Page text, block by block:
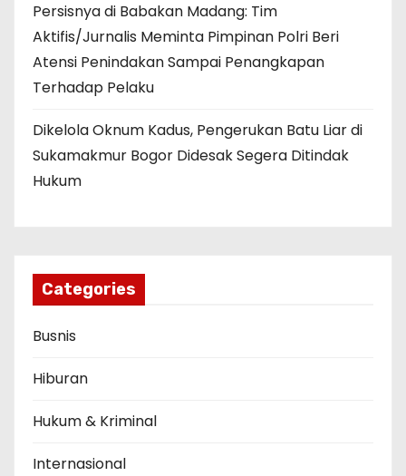
Persisnya di Babakan Madang: Tim
Aktifis/Jurnalis Meminta Pimpinan Polri Beri
Atensi Penindakan Sampai Penangkapan
Terhadap Pelaku
Dikelola Oknum Kadus, Pengerukan Batu Liar di
Sukamakmur Bogor Didesak Segera Ditindak
Hukum
Categories
Busnis
Hiburan
Hukum & Kriminal
Internasional